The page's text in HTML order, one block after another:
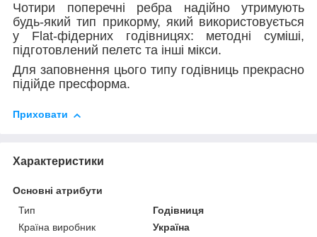
Чотири поперечні ребра надійно утримують
будь-який тип прикорму, який використовується
у Flat-фідерних годівницях: методні суміші,
підготовлений пелетс та інші мікси.
Для заповнення цього типу годівниць прекрасно
підійде пресформа.
Приховати
Характеристики
Основні атрибути
Тип
Годівниця
Країна виробник
Україна